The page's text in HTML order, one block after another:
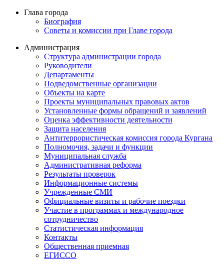
Глава города
Биография
Советы и комиссии при Главе города
Администрация
Структура администрации города
Руководители
Департаменты
Подведомственные организации
Объекты на карте
Проекты муниципальных правовых актов
Установленные формы обращений и заявлений
Оценка эффективности деятельности
Защита населения
Антитеррористическая комиссия города Кургана
Полномочия, задачи и функции
Муниципальная служба
Административная реформа
Результаты проверок
Информационные системы
Учрежденные СМИ
Официальные визиты и рабочие поездки
Участие в программах и международное
сотрудничество
Статистическая информация
Контакты
Общественная приемная
ЕГИССО